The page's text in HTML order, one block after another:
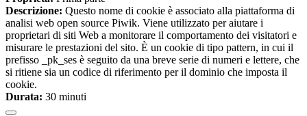
Descrizione: Questo nome di cookie è associato alla piattaforma di
analisi web open source Piwik. Viene utilizzato per aiutare i
proprietari di siti Web a monitorare il comportamento dei visitatori e
misurare le prestazioni del sito. È un cookie di tipo pattern, in cui il
prefisso _pk_ses è seguito da una breve serie di numeri e lettere, che
si ritiene sia un codice di riferimento per il dominio che imposta il
cookie.
Durata: 30 minuti